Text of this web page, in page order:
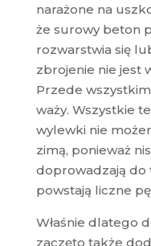
narażone na
że surowy beton
rozwarstwia się
zbrojenie nie jest
Przede
waży. Wszystkie
wylewki nie
zimą, ponieważ
doprowadzają do
powstają liczne
Właśnie dlatego
zaczęto także